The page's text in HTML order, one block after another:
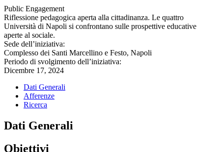
Public Engagement
Riflessione pedagogica aperta alla cittadinanza. Le quattro
Università di Napoli si confrontano sulle prospettive educative
aperte al sociale.
Sede dell’iniziativa:
Complesso dei Santi Marcellino e Festo, Napoli
Periodo di svolgimento dell’iniziativa:
Dicembre 17, 2024
Dati Generali
Afferenze
Ricerca
Dati Generali
Obiettivi